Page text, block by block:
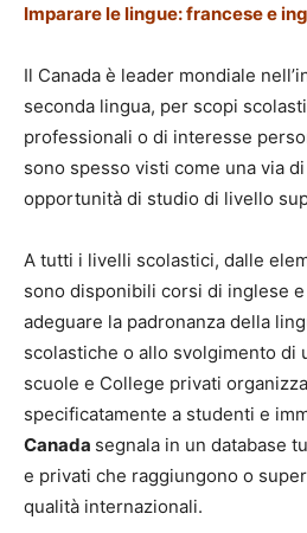
Imparare le lingue: francese e
Il Canada è leader mondiale
seconda lingua, per scopi
professionali o di interesse
sono spesso visti come una via
opportunità di studio di livello
A tutti i livelli scolastici, dalle
sono disponibili corsi di inglese
adeguare la padronanza della
scolastiche o allo svolgimento di
scuole e College privati
specificatamente a studenti e
Canada segnala in un database
e privati che raggiungono o
qualità internazionali.